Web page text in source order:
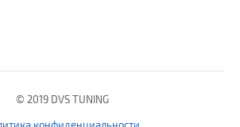
© 2019 DVS TUNING